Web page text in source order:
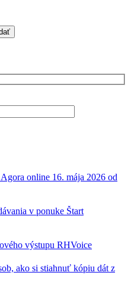
online 16. mája 2026 od
v ponuke Štart
výstupu RHVoice
ako si stiahnuť kópiu dát z